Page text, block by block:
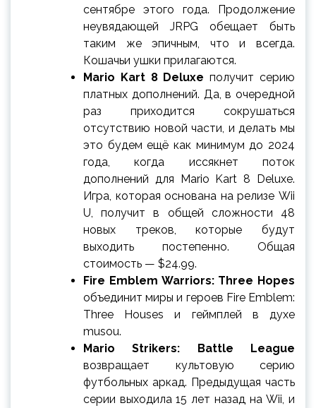
сентябре этого года. Продолжение
неувядающей JRPG обещает быть
таким же эпичным, что и всегда.
Кошачьи ушки прилагаются.
Mario Kart 8 Deluxe получит серию
платных дополнений. Да, в очередной
раз приходится сокрушаться
отсутствию новой части, и делать мы
это будем ещё как минимум до 2024
года, когда иссякнет поток
дополнений для Mario Kart 8 Deluxe.
Игра, которая основана на релизе Wii
U, получит в общей сложности 48
новых треков, которые будут
выходить постепенно. Общая
стоимость — $24.99.
Fire Emblem Warriors: Three Hopes
объединит миры и героев Fire Emblem:
Three Houses и геймплей в духе
musou.
Mario Strikers: Battle League
возвращает культовую серию
футбольных аркад. Предыдущая часть
серии выходила 15 лет назад на Wii, и